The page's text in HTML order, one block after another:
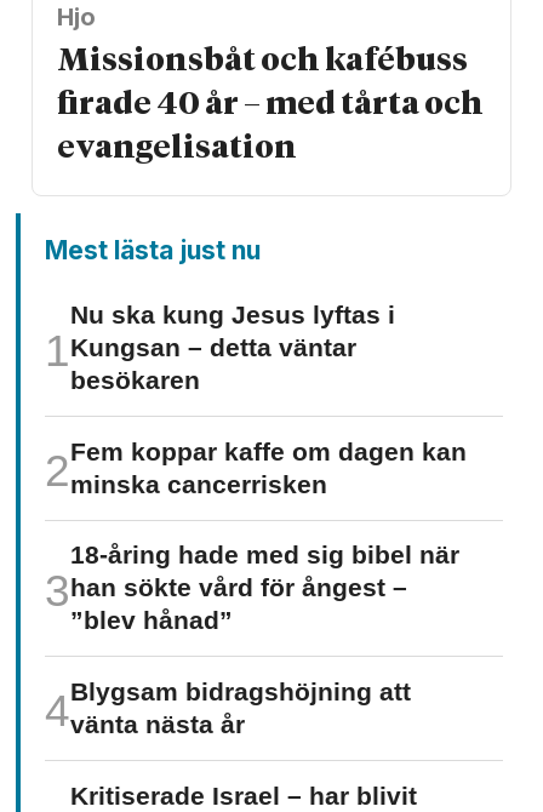
Hjo
Missionsbåt och kafébuss
firade 40 år – med tårta och
evangelisation
Mest lästa just nu
Nu ska kung Jesus lyftas i
Kungsan – detta väntar
besökaren
Fem koppar kaffe om dagen kan
minska cancer­risken
18-åring hade med sig bibel när
han sökte vård för ångest –
”blev hånad”
Blygsam bidrags­höjning att
vänta nästa år
Kritiserade Israel – har blivit